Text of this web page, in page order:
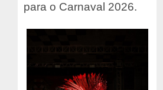
para o Carnaval 2026.